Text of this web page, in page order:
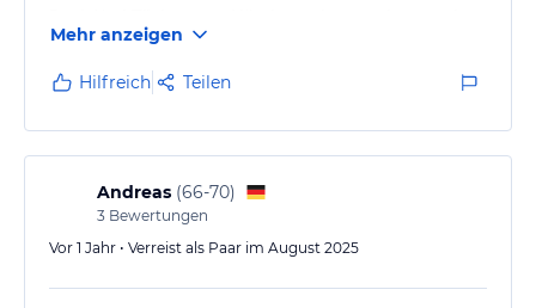
nicht. Und die Parkplatzsituation sollte mal angepaßt
werden. Viel zu klein und auch zu eng. Haben im
Einksufszentrum geparkt. Dort hat man dann versucht
das Auto auf zu brechen. Das Schloss ist hin das Auto
war noch da. Aber man möchte seine Zeit doch
genießen können…
Mehr anzeigen
Hilfreich Teilen
Andreas (66-70)
3 Bewertungen
Vor 1 Jahr • Verreist als Paar im August 2025